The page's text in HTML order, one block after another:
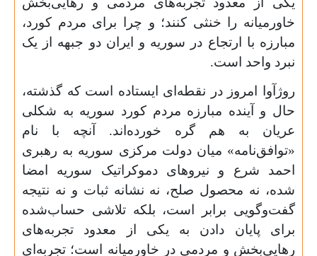
خاورمیانه را خنثی کنند؛ و چرا برای مردم کورد،
مبارزه با ارتجاع در سوریه و ایران دو جبهه از یک
نبرد واحد است.
روژآوا امروز در نقطه‌ای ایستاده است که گذشته،
حال و آینده مبارزه مردم کورد سوریه به شکلی
عریان به هم گره خورده‌اند. آنچه با نام
«توافق‌نامه» میان دولت مرکزی سوریه به رهبری
احمد شرع و نیروهای دموکراتیک سوریه امضا
شده، نه محصول صلح، نه نشانه ثبات و نه نتیجه
گفت‌وگویی برابر است، بلکه تلاشی حساب‌شده
برای پایان دادن به یکی از معدود تجربه‌های
رهایی‌بخش و مردمی در خاورمیانه است؛ تجربه‌ای